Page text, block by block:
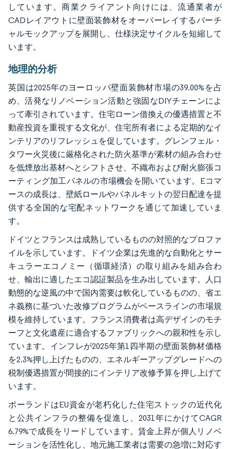
しています。商業クライアント向けには、流通業者が
CADレイアウトに壁面装飾材をオーバーレイするバーチ
ャルモックアップを展開し、仕様決定サイクルを短縮して
います。
地理的分析
英国は2025年のヨーロッパ壁面装飾材市場の39.00%を占
め、活発なリノベーション活動と強固なDIYチェーンによ
って牽引されています。住宅ローン借換えの優遇措置と不
動産投資を重視する文化が、住宅所有者による定期的なイ
ンテリアのリフレッシュを促しています。グレンフェル・
タワー火災後に厳格化された防火基準が素材の組み合わせ
を低煙放出基材へとシフトさせ、不織布および耐火膨張コ
ーティング加工パネルの市場機会を開いています。Eコマ
ースの成長は、壁紙ロールやパネルキットの翌日配達を提
供する全国的な宅配ネットワークを通じて加速していま
す。
ドイツとフランスは成熟しているものの対照的なプロファ
イルを示しています。ドイツ企業は先進的な自動化とサー
キュラーエコノミー（循環経済）の取り組みを組み合わ
せ、輸出に適したエコ認証製品を生み出しています。人口
動態的な逆風の中で国内需要は軟化しているものの、省エ
ネ義務に基づいた改修プログラムがベースラインの市場規
模を維持しています。フランス消費者は高デザインのモチ
ーフと文化遺産に適合するファブリックへの親和性を示し
ています。インフレが2025年第1四半期の壁面装飾材価格
を2.3%押し上げたものの、エネルギーアップグレードへの
税制優遇措置が間接的にインテリア改修予算を押し上げて
います。
ポーランドはEU資金が老朽化した住宅ストックの近代化
と公共インフラの整備を促進し、2031年にかけてCAGR
6.79%で成長をリードしています。賃金上昇が個人リノベ
ーションを活性化し、地元施工業者は需要の急増に対応す